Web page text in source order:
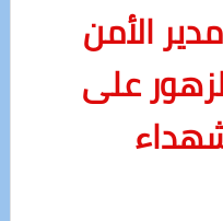
الأمن
على